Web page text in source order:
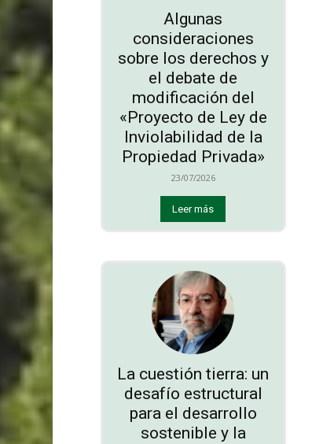
Algunas
consideraciones
sobre los derechos y
el debate de
modificación del
«Proyecto de Ley de
Inviolabilidad de la
Propiedad Privada»
23/07/2026
Leer más
La cuestión tierra: un
desafío estructural
para el desarrollo
sostenible y la